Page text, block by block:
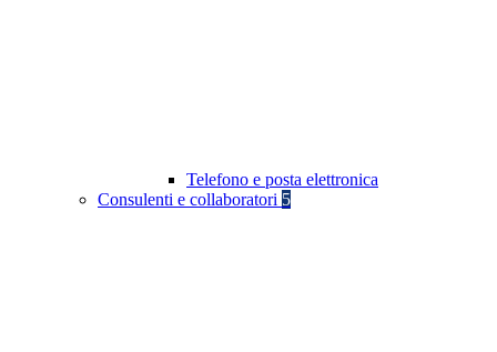
Telefono e posta elettronica
Consulenti e collaboratori 5